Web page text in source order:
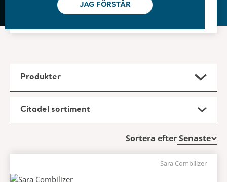
JAG FÖRSTÅR
Kontakta en Arjo-expert
Produkter
Citadel sortiment
Sortera efter
Sara Combilizer